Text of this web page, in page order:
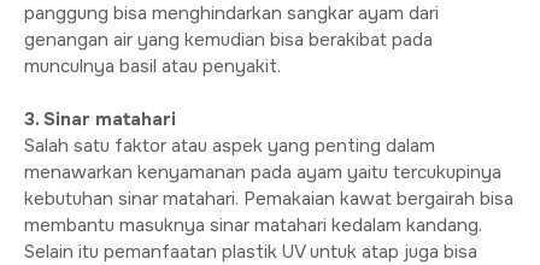
panggung bisa menghindarkan sangkar ayam dari
genangan air yang kemudian bisa berakibat pada
munculnya basil atau penyakit.
3. Sinar matahari
Salah satu faktor atau aspek yang penting dalam
menawarkan kenyamanan pada ayam yaitu tercukupinya
kebutuhan sinar matahari. Pemakaian kawat bergairah bisa
membantu masuknya sinar matahari kedalam kandang.
Selain itu pemanfaatan plastik UV untuk atap juga bisa